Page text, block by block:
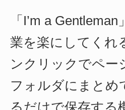
「I’m a
業を楽にしてくれ
ンクリックでペー
フォルダにまとめ
るだけで保存する